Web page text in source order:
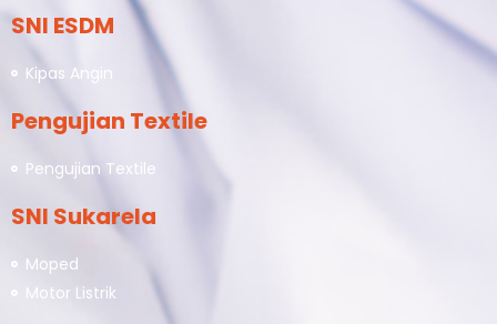
SNI ESDM
Kipas Angin
Pengujian Textile
Pengujian Textile
SNI Sukarela
Moped
Motor Listrik